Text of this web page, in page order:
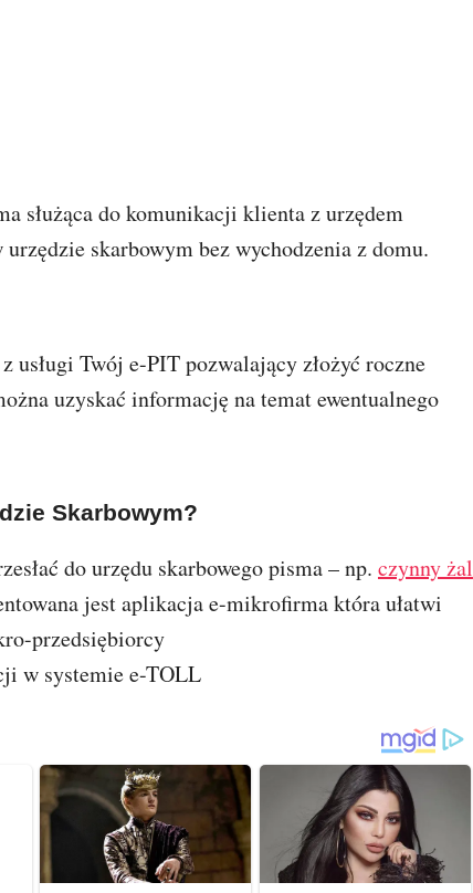
służąca do komunikacji klienta z urzędem
skarbowym bez wychodzenia z domu.
usługi Twój e-PIT pozwalający złożyć roczne
uzyskać informację na temat ewentualnego
Skarbowym?
do urzędu skarbowego pisma – np. czynny żal
jest aplikacja e-mikrofirma która ułatwi
przedsiębiorcy
w systemie e-TOLL